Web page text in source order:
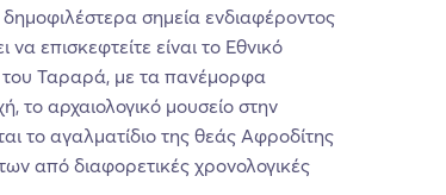
σημεία ενδιαφέροντος
επισκεφτείτε είναι το Εθνικό
Ταραρά, με τα πανέμορφα
το αρχαιολογικό μουσείο στην
το αγαλματίδιο της θεάς Αφροδίτης
από διαφορετικές χρονολογικές